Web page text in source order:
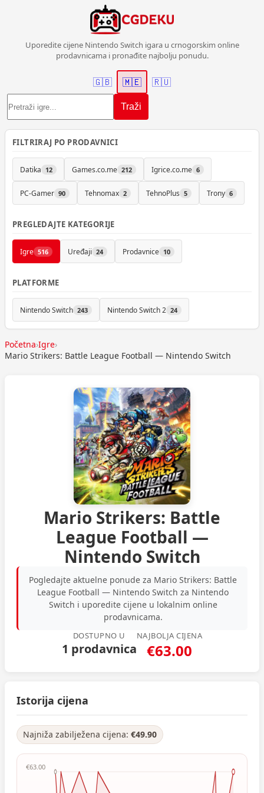
Uporedite cijene Nintendo Switch igara u crnogorskim online
prodavnicama i pronađite najbolju ponudu.
Traži
🇬🇧 🇲🇪 🇷🇺
FILTRIRAJ PO PRODAVNICI
Datika 12 Games.co.me 212 Igrice.co.me 6
PC-Gamer 90 Tehnomax 2 TehnoPlus 5 Trony 6
PREGLEDAJTE KATEGORIJE
Igre 516 Uređaji 24 Prodavnice 10
PLATFORME
Nintendo Switch 243 Nintendo Switch 2 24
Početna›Igre›
Mario Strikers: Battle League Football — Nintendo Switch
Mario Strikers: Battle
League Football —
Nintendo Switch
Pogledajte aktuelne ponude za Mario Strikers: Battle
League Football — Nintendo Switch za Nintendo
Switch i uporedite cijene u lokalnim online
prodavnicama.
DOSTUPNO U
1 prodavnica
NAJBOLJA CIJENA
€63.00
Istorija cijena
Najniža zabilježena cijena: €49.90
€63.00